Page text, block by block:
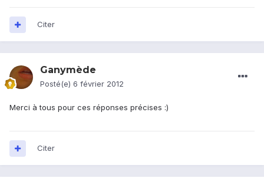
Citer
Ganymède
Posté(e) 6 février 2012
Merci à tous pour ces réponses précises :)
Citer